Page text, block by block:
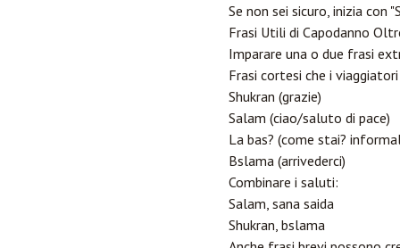
Se non sei sicuro, inizia con
Frasi Utili di Capodanno
Imparare una o due frasi
Frasi cortesi che i
Shukran (grazie)
Salam (ciao/saluto di pace)
La bas? (come stai?
Bslama (arrivederci)
Combinare i saluti:
Salam, sana saida
Shukran, bslama